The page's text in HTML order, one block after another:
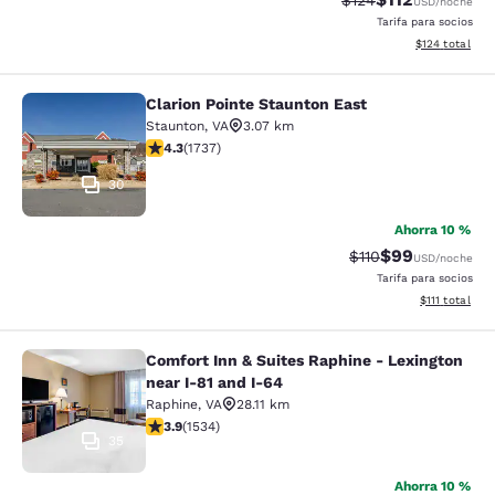
Tarifa para socios
Ver detalles
$124 total
Clarion Pointe Staunton East
30
Clarion Pointe Staunton East
Staunton, VA
3.07 km
calificación de 4.3 estrellas. Excelente. 1737 reseñas
4.3(1737)
Ahorra 10 %
Precio tachado:
$110Precio con
$99USD/noche
Tarifa para socios
Ver detalles
$111 total
Comfort Inn & Suites Raphine -
Comfort Inn & Suites Raphine - Lexington
near I-81 and I-64
Raphine, VA
28.11 km
calificación de 3.93 estrellas. Bueno. 1534 reseñas
3.9(1534)
Ahorra 10 %